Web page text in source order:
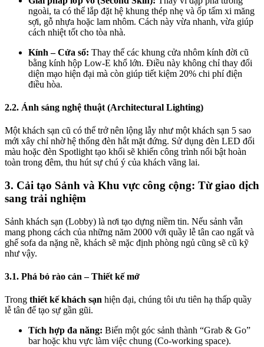
ngoài, ta có thể lắp đặt hệ khung thép nhẹ và ốp tấm xi măng
sợi, gỗ nhựa hoặc lam nhôm. Cách này vừa nhanh, vừa giúp
cách nhiệt tốt cho tòa nhà.
Kính – Cửa sổ: Thay thế các khung cửa nhôm kính đời cũ
bằng kính hộp Low-E khổ lớn. Điều này không chỉ thay đổi
diện mạo hiện đại mà còn giúp tiết kiệm 20% chi phí điện
điều hòa.
2.2. Ánh sáng nghệ thuật (Architectural Lighting)
Một khách sạn cũ có thể trở nên lộng lẫy như một khách sạn 5 sao
mới xây chỉ nhờ hệ thống đèn hắt mặt đứng. Sử dụng đèn LED đổi
màu hoặc đèn Spotlight tạo khối sẽ khiến công trình nổi bật hoàn
toàn trong đêm, thu hút sự chú ý của khách vãng lai.
3. Cải tạo Sảnh và Khu vực công cộng: Từ giao dịch
sang trải nghiệm
Sảnh khách sạn (Lobby) là nơi tạo dựng niềm tin. Nếu sảnh vẫn
mang phong cách của những năm 2000 với quầy lễ tân cao ngất và
ghế sofa da nặng nề, khách sẽ mặc định phòng ngủ cũng sẽ cũ kỹ
như vậy.
3.1. Phá bỏ rào cản – Thiết kế mở
Trong thiết kế khách sạn hiện đại, chúng tôi ưu tiên hạ thấp quầy
lễ tân để tạo sự gần gũi.
Tích hợp đa năng: Biến một góc sảnh thành “Grab & Go”
bar hoặc khu vực làm việc chung (Co-working space).